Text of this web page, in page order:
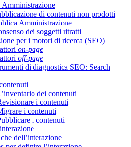
Amministrazione
di contenuti non prodotti
Amministrazione
dei soggetti ritratti
per i motori di ricerca (SEO)
on-page
off-page
di diagnostica SEO: Search
dei contenuti
i contenuti
i contenuti
i contenuti
dell’interazione